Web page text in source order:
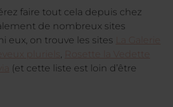
faire tout cela depuis chez
de nombreux sites
eux, on trouve les sites
La Galerie
pluriels , Rosette la Vedette
(et cette liste est loin d’être